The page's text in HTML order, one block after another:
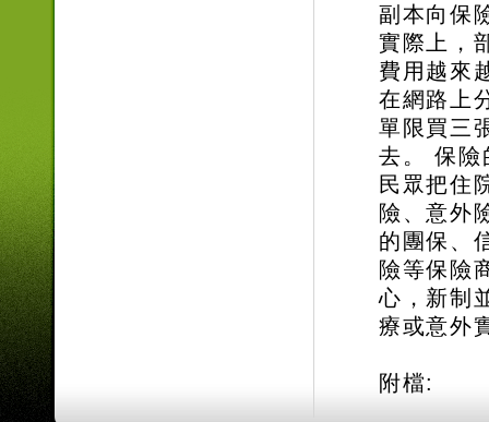
副本向保
實際上，
費用越來
在網路上
單限買三
去。 保險
民眾把住
險、意外
的團保、
險等保險
心，新制
療或意外
附檔: